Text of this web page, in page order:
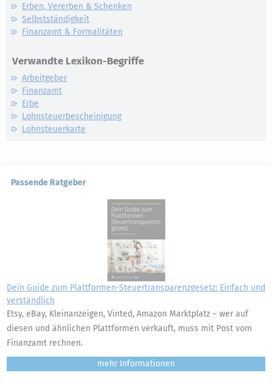
Erben, Vererben & Schenken
Selbstständigkeit
Finanzamt & Formalitäten
Verwandte Lexikon-Begriffe
Arbeitgeber
Finanzamt
Erbe
Lohnsteuerbescheinigung
Lohnsteuerkarte
Passende Ratgeber
Dein Guide zum Plattformen-Steuertransparenzgesetz: Einfach und
verständlich
Etsy, eBay, Kleinanzeigen, Vinted, Amazon Marktplatz – wer auf
diesen und ähnlichen Plattformen verkauft, muss mit Post vom
Finanzamt rechnen.
mehr